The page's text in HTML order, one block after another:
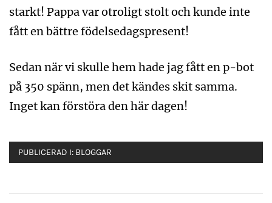
starkt! Pappa var otroligt stolt och kunde inte
fått en bättre födelsedagspresent!
Sedan när vi skulle hem hade jag fått en p-bot
på 350 spänn, men det kändes skit samma.
Inget kan förstöra den här dagen!
PUBLICERAD I: BLOGGAR